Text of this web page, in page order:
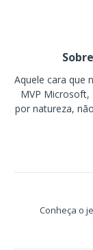
Aquele cara que
MVP
por natureza,
Conheça o